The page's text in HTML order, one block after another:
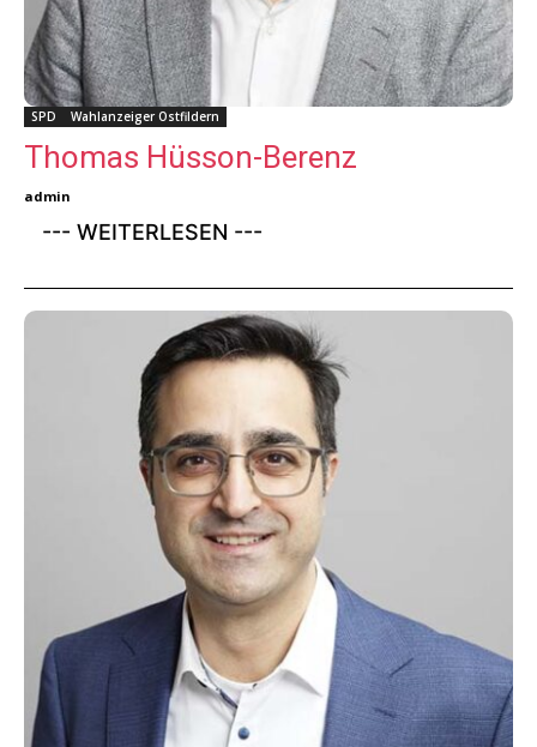
SPD Wahlanzeiger Ostfildern
Thomas Hüsson-Berenz
admin
--- WEITERLESEN ---